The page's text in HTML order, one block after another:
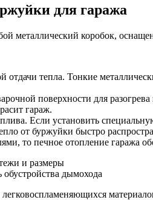
для гаража
металлический коробок,
отдачи тепла. Тонкие
поверхности для
гараж.
Если установить
от буржуйки быстро
то печное отопление гаража
дымохода